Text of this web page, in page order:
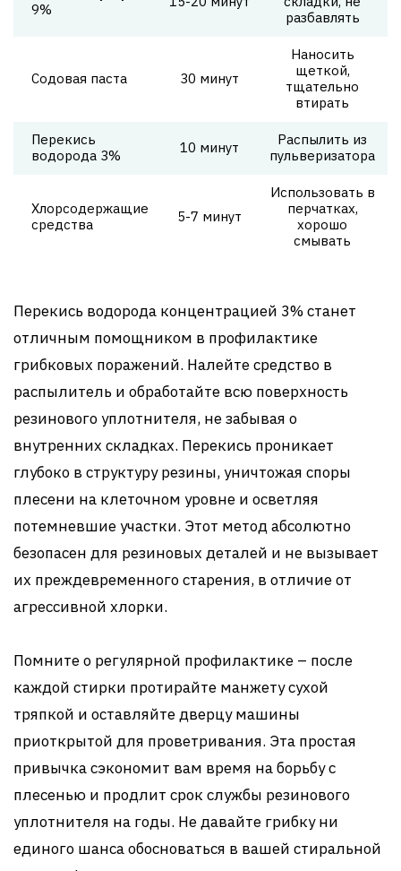
9%
разбавлять
Содовая паста 30 минут
Наносить
щеткой,
тщательно
втирать
Перекись
водорода 3%
10 минут
Распылить из
пульверизатора
Хлорсодержащие
средства
5-7 минут
Использовать в
перчатках,
хорошо
смывать
Перекись водорода концентрацией 3% станет
отличным помощником в профилактике
грибковых поражений. Налейте средство в
распылитель и обработайте всю поверхность
резинового уплотнителя, не забывая о
внутренних складках. Перекись проникает
глубоко в структуру резины, уничтожая споры
плесени на клеточном уровне и осветляя
потемневшие участки. Этот метод абсолютно
безопасен для резиновых деталей и не вызывает
их преждевременного старения, в отличие от
агрессивной хлорки.
Помните о регулярной профилактике – после
каждой стирки протирайте манжету сухой
тряпкой и оставляйте дверцу машины
приоткрытой для проветривания. Эта простая
привычка сэкономит вам время на борьбу с
плесенью и продлит срок службы резинового
уплотнителя на годы. Не давайте грибку ни
единого шанса обосноваться в вашей стиральной